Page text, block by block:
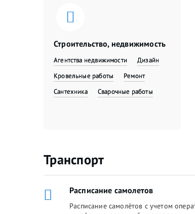
Строительство, недвижимость
Агентства недвижимости
Дизайн
Кровельные работы
Ремонт
Сантехника
Сварочные работы
Транспорт
Расписание самолетов
Расписание самолётов с учетом